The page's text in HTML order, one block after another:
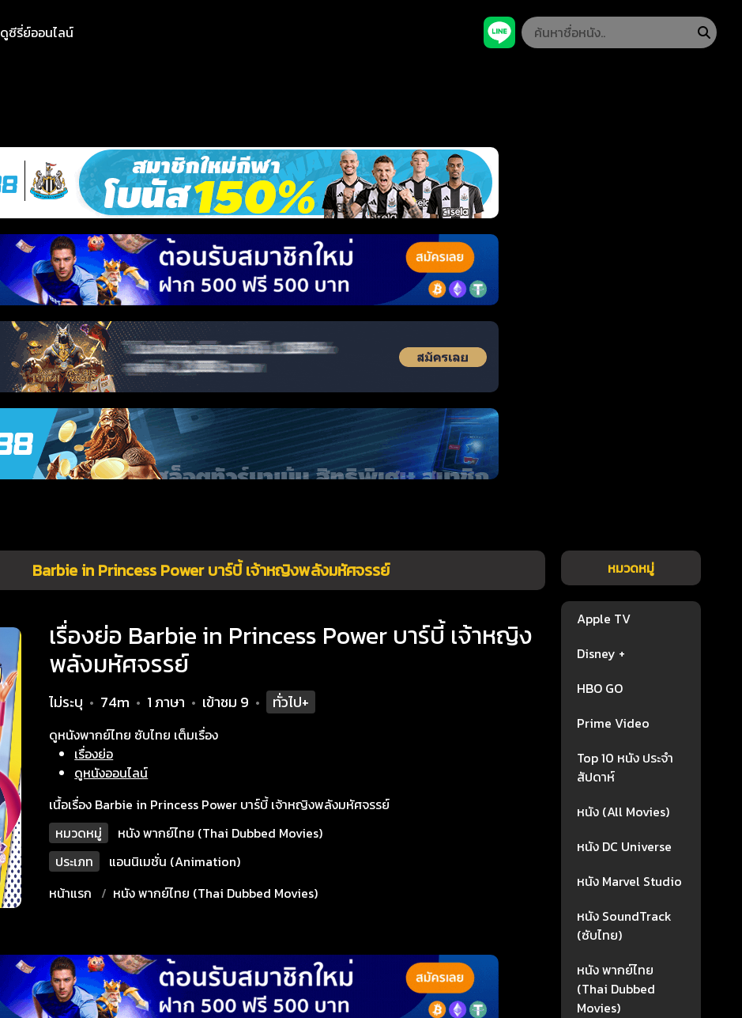
ดูซีรี่ย์ออนไลน์
Barbie in Princess Power บาร์บี้ เจ้าหญิงพลังมหัศจรรย์
เรื่องย่อ Barbie in Princess Power บาร์บี้ เจ้าหญิง
พลังมหัศจรรย์
ไม่ระบุ • 74m • 1 ภาษา • เข้าชม 9 • ทั่วไป+
ดูหนังพากย์ไทย ซับไทย เต็มเรื่อง
เรื่องย่อ
ดูหนังออนไลน์
เนื้อเรื่อง Barbie in Princess Power บาร์บี้ เจ้าหญิงพลังมหัศจรรย์
หมวดหมู่
หนัง พากย์ไทย (Thai Dubbed Movies)
ประเภท
แอนนิเมชั่น (Animation)
หน้าแรก
หนัง พากย์ไทย (Thai Dubbed Movies)
หมวดหมู่
Apple TV
Disney +
HBO GO
Prime Video
Top 10 หนัง ประจำ
สัปดาห์
หนัง (All Movies)
หนัง DC Universe
หนัง Marvel Studio
หนัง SoundTrack
(ซับไทย)
หนัง พากย์ไทย
(Thai Dubbed
Movies)